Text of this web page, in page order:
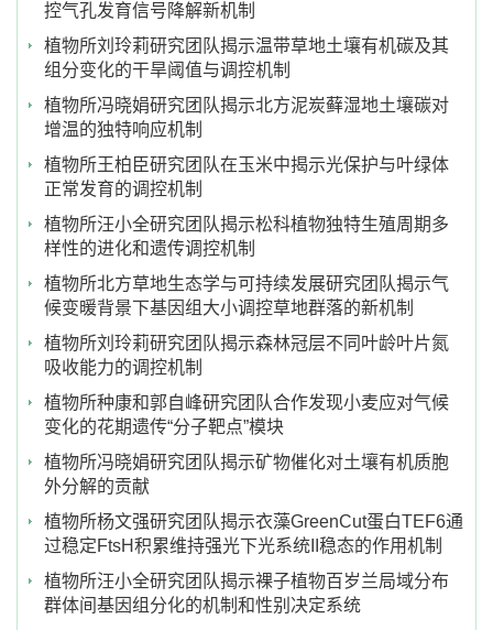
控气孔发育信号降解新机制
植物所刘玲莉研究团队揭示温带草地土壤有机碳及其
组分变化的干旱阈值与调控机制
植物所冯晓娟研究团队揭示北方泥炭藓湿地土壤碳对
增温的独特响应机制
植物所王柏臣研究团队在玉米中揭示光保护与叶绿体
正常发育的调控机制
植物所汪小全研究团队揭示松科植物独特生殖周期多
样性的进化和遗传调控机制
植物所北方草地生态学与可持续发展研究团队揭示气
候变暖背景下基因组大小调控草地群落的新机制
植物所刘玲莉研究团队揭示森林冠层不同叶龄叶片氮
吸收能力的调控机制
植物所种康和郭自峰研究团队合作发现小麦应对气候
变化的花期遗传“分子靶点”模块
植物所冯晓娟研究团队揭示矿物催化对土壤有机质胞
外分解的贡献
植物所杨文强研究团队揭示衣藻GreenCut蛋白TEF6通
过稳定FtsH积累维持强光下光系统II稳态的作用机制
植物所汪小全研究团队揭示裸子植物百岁兰局域分布
群体间基因组分化的机制和性别决定系统